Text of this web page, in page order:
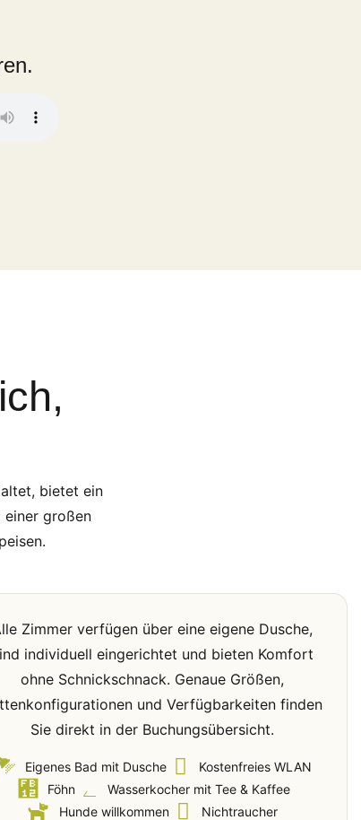
bietet ein
einer großen
Zimmer verfügen über eine eigene Dusche,
individuell eingerichtet und bieten Komfort
ohne Schnickschnack. Genaue Größen,
und Verfügbarkeiten finden
Sie direkt in der Buchungsübersicht.
Eigenes Bad mit Dusche
Kostenfreies WLAN
Föhn
Wasserkocher mit Tee & Kaffee
Hunde willkommen
Nichtraucher